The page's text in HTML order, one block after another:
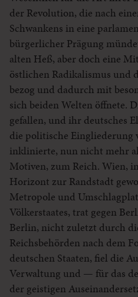
der Revolution, die nach
Schwankens in eine
bürgerlicher Prägung
alten Heß, aber doch eine
östlichen Radikalismus und
bezog und dadurch mit
sich beiden Welten öffnete.
gefallen, und ihr deutsches
die politische Eingliederung
inklinierte, nun nicht mehr
Motiven, zum Reich. Wien,
Horizont zur Randstadt
Metropole und
Völkerstaates, trat gegen
Berlin, nicht zuletzt durch
Reichsbehörden nach dem
deutschen Staaten, fiel die
Verwaltung und — für das
der geistigen